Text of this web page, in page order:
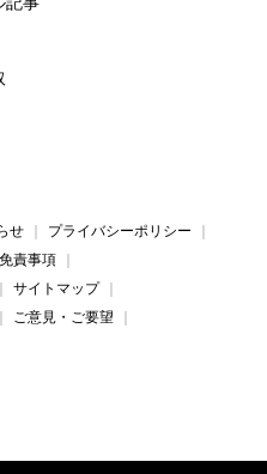
せ
プライバシーポリシー
免責事項
サイトマップ
ご意見・ご要望